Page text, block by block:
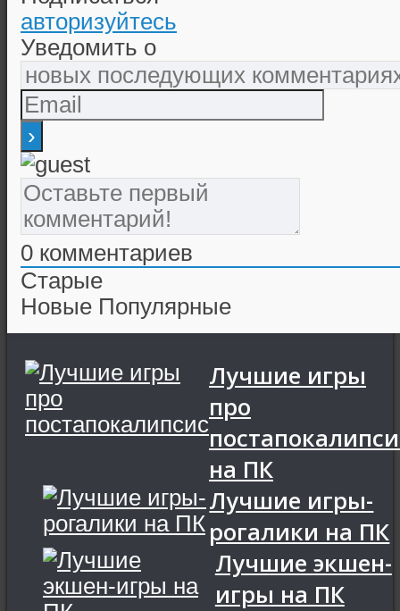
авторизуйтесь
Уведомить о
0 комментариев
Старые
Новые Популярные
Лучшие игры
про
на ПК
Лучшие игры-
рогалики на ПК
Лучшие экшен-
игры на ПК